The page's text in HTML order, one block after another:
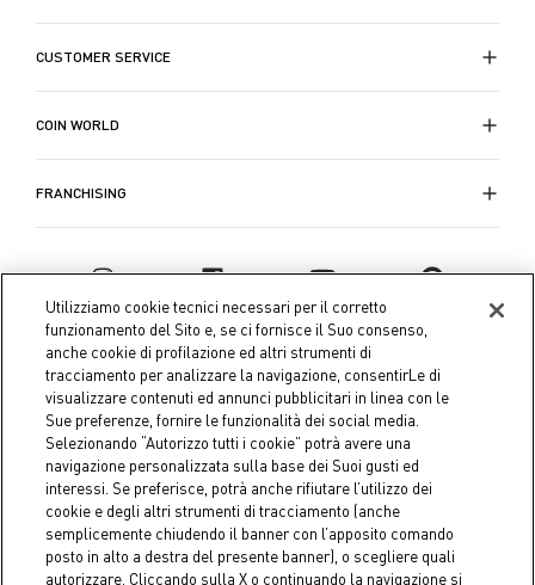
CUSTOMER SERVICE
COIN WORLD
FRANCHISING
Coin S.p.A. Tax code / VAT number 04391480276, share capital
€ 10.000.000,00 fully paid up
Utilizziamo cookie tecnici necessari per il corretto
funzionamento del Sito e, se ci fornisce il Suo consenso,
anche cookie di profilazione ed altri strumenti di
tracciamento per analizzare la navigazione, consentirLe di
visualizzare contenuti ed annunci pubblicitari in linea con le
Sue preferenze, fornire le funzionalità dei social media.
Selezionando “Autorizzo tutti i cookie” potrà avere una
navigazione personalizzata sulla base dei Suoi gusti ed
interessi. Se preferisce, potrà anche rifiutare l’utilizzo dei
cookie e degli altri strumenti di tracciamento (anche
semplicemente chiudendo il banner con l’apposito comando
posto in alto a destra del presente banner), o scegliere quali
autorizzare. Cliccando sulla X o continuando la navigazione si